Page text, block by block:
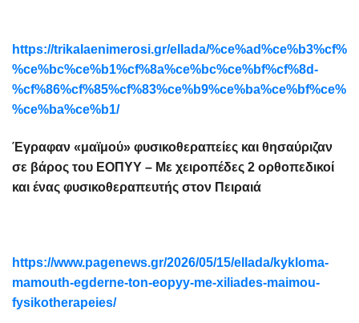
https://trikalaenimerosi.gr/ellada/
%ce%bc%ce%b1%cf%8a%ce%bc%ce%bf%cf%8d-
%ce%ba%ce%b1/
Έγραφαν «μαϊμού» φυσικοθεραπείες και θησαύριζαν
σε βάρος του ΕΟΠΥΥ – Με χειροπέδες 2 ορθοπεδικοί
και ένας φυσικοθεραπευτής στον Πειραιά
https://www.pagenews.gr/2026/05/15/ellada/kykloma-
mamouth-egderne-ton-eopyy-me-xiliades-maimou-
fysikotherapeies/